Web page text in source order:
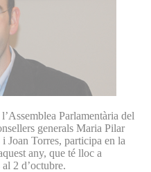
Parlamentària del
generals Maria Pilar
Joan Torres, participa en la
any, que té lloc a
2 d’octubre.